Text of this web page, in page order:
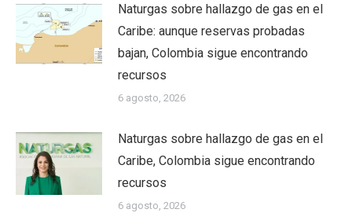
Naturgas sobre hallazgo de gas en el
Caribe: aunque reservas probadas
bajan, Colombia sigue encontrando
recursos
6 agosto, 2026
Naturgas sobre hallazgo de gas en el
Caribe, Colombia sigue encontrando
recursos
6 agosto, 2026